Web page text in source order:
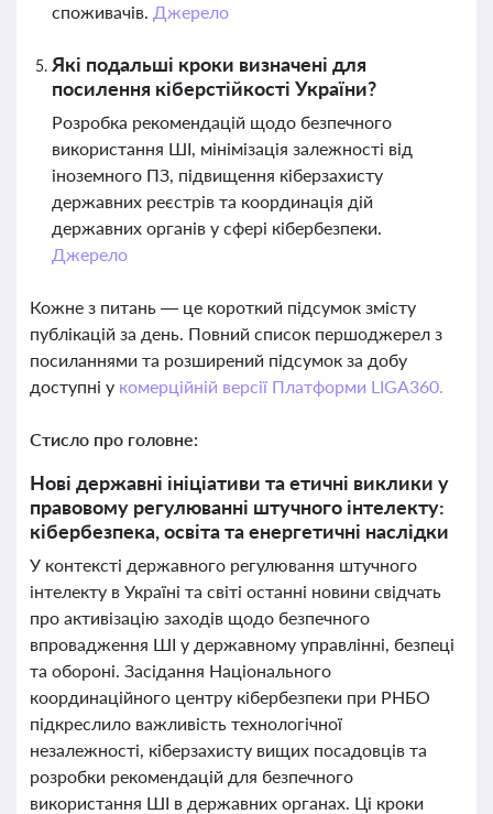
споживачів. Джерело
Які подальші кроки визначені для
посилення кіберстійкості України?
Розробка рекомендацій щодо безпечного
використання ШІ, мінімізація залежності від
іноземного ПЗ, підвищення кіберзахисту
державних реєстрів та координація дій
державних органів у сфері кібербезпеки.
Джерело
Кожне з питань — це короткий підсумок змісту
публікацій за день. Повний список першоджерел з
посиланнями та розширений підсумок за добу
доступні у комерційній версії Платформи LIGA360.
Стисло про головне:
Нові державні ініціативи та етичні виклики у
правовому регулюванні штучного інтелекту:
кібербезпека, освіта та енергетичні наслідки
У контексті державного регулювання штучного
інтелекту в Україні та світі останні новини свідчать
про активізацію заходів щодо безпечного
впровадження ШІ у державному управлінні, безпеці
та обороні. Засідання Національного
координаційного центру кібербезпеки при РНБО
підкреслило важливість технологічної
незалежності, кіберзахисту вищих посадовців та
розробки рекомендацій для безпечного
використання ШІ в державних органах. Ці кроки